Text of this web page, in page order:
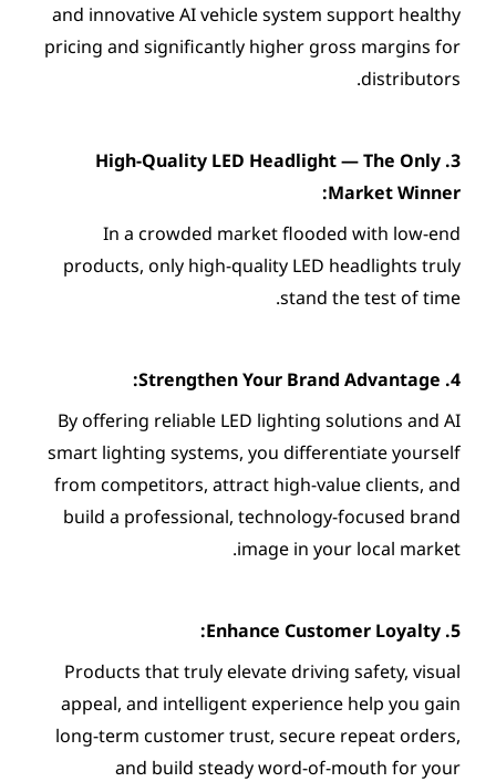
and innovative AI vehicle
pricing and significantly
3. High-Quality LED
In a crowded market
products, only high-quality
By offering reliable LED
smart lighting systems, you
from competitors, attract
build a professional,
image
Products that truly elevate
appeal, and intelligent
long-term customer trust,
and build steady